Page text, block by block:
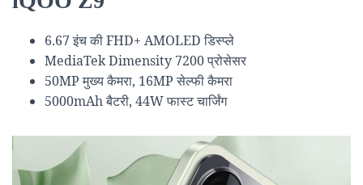
6.67 इंच की FHD+ AMOLED डिस्प्ले
MediaTek Dimensity 7200 प्रोसेसर
50MP मुख्य कैमरा, 16MP सेल्फी कैमरा
5000mAh बैटरी, 44W फास्ट चार्जिंग